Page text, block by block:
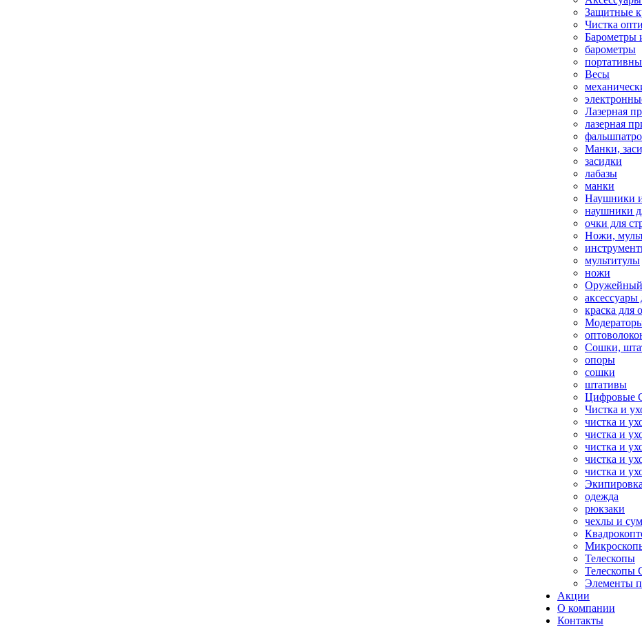
Защитные
Чистка
Барометры
барометры
Весы
Лазерная
лазерная
Манки,
засидки
лабазы
манки
Наушники
наушники
очки для
Ножи,
мультитулы
ножи
краска для
Сошки,
опоры
сошки
штативы
Цифровые
Чистка и
чистка и
чистка и
чистка и
чистка и
чистка и
Экипировка
одежда
рюкзаки
чехлы и
Телескопы
Телескопы
Элементы
Акции
О компании
Контакты